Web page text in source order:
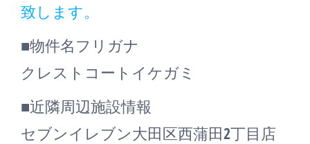
致します。
■物件名フリガナ
クレストコートイケガミ
■近隣周辺施設情報
セブンイレブン大田区西蒲田2丁目店